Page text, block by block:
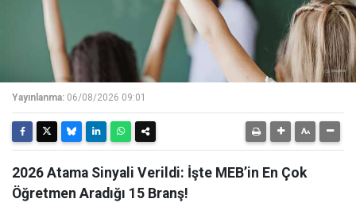
Yayınlanma: 06/08/2026 09:01
2026 Atama Sinyali Verildi: İşte MEB’in En Çok
Öğretmen Aradığı 15 Branş!